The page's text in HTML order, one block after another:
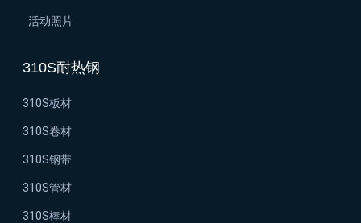
活动照片
310S耐热钢
310S板材
310S卷材
310S钢带
310S管材
310S棒材